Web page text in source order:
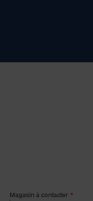
Mag­a­sin à contacter